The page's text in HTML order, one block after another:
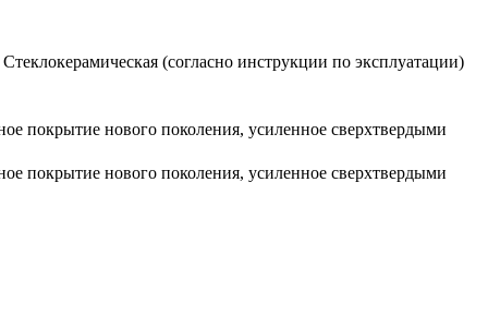
(согласно инструкции по эксплуатации)
покрытие нового поколения, усиленное сверхтвердыми
покрытие нового поколения, усиленное сверхтвердыми